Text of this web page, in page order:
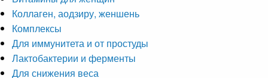
Коллаген, аодзиру, женшень
Комплексы
Для иммунитета и от простуды
Лактобактерии и ферменты
Для снижения веса